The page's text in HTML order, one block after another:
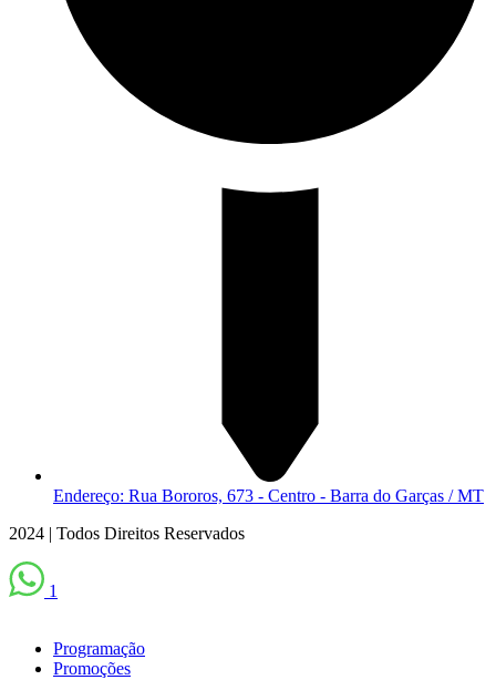
Endereço: Rua Bororos, 673 - Centro - Barra do Garças / MT
2024 | Todos Direitos Reservados
1
Programação
Promoções